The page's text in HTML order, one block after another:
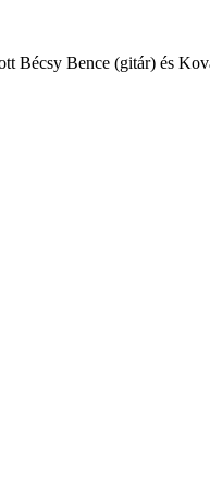
Bécsy Bence (gitár) és